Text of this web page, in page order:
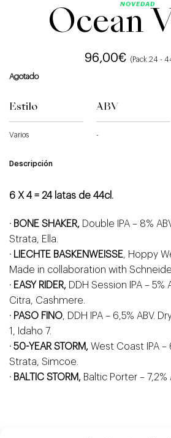
NOVEDAD
Ocean
96,00€ (Pack 24 -
Agotado
Estilo
Varios
ABV
-
Descripción
6 X 4 = 24 latas de 44cl.
· BONE SHAKER,
Double IPA – 8%
Strata, Ella.
· LIECHTE BASKENWEISSE, Hoppy
Made in collaboration with
· EASY RIDER, DDH Session IPA – 5%
Citra, Cashmere.
· PASO FINO, DDH IPA – 6,5% ABV.
1, Idaho 7.
· 50-YEAR STORM, West Coast IPA –
Strata, Simcoe.
· BALTIC STORM, Baltic Porter – 7,2%